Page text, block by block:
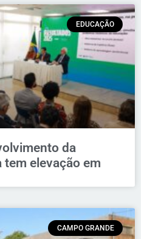
EDUCAÇÃO
da
tem elevação em
CAMPO GRANDE